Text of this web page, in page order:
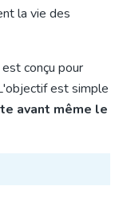
la vie des
conçu pour
est simple
avant même le